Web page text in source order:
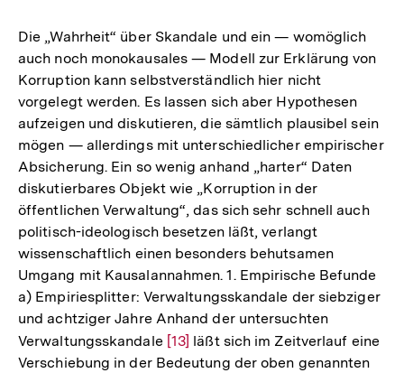
Die „Wahrheit“ über Skandale und ein — womöglich
auch noch monokausales — Modell zur Erklärung von
Korruption kann selbstverständlich hier nicht
vorgelegt werden. Es lassen sich aber Hypothesen
aufzeigen und diskutieren, die sämtlich plausibel sein
mögen — allerdings mit unterschiedlicher empirischer
Absicherung. Ein so wenig anhand „harter“ Daten
diskutierbares Objekt wie „Korruption in der
öffentlichen Verwaltung“, das sich sehr schnell auch
politisch-ideologisch besetzen läßt, verlangt
wissenschaftlich einen besonders behutsamen
Umgang mit Kausalannahmen. 1. Empirische Befunde
a) Empiriesplitter: Verwaltungsskandale der siebziger
und achtziger Jahre Anhand der untersuchten
Verwaltungsskandale Zur
Auflösung
[13] läßt sich im Zeitverlauf eine
Verschiebung in der Bedeutung der oben genannten